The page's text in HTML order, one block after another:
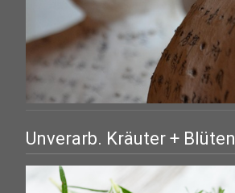
Unverarb. Kräuter + Blüten